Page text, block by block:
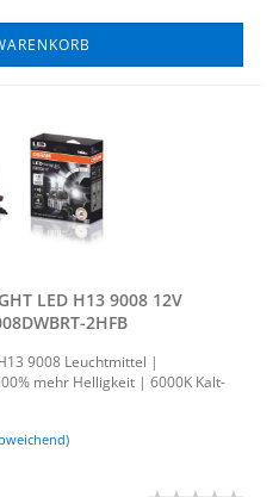
LED H13 9008 12V
​​2HFB
9008 Leucht­mit­tel |
mehr Hel­lig­keit | 6000K Kalt-​